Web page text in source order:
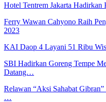
Hotel Tentrem Jakarta Hadirkan
Ferry Wawan Cahyono Raih
2023
KAI Daop 4 Layani 51 Ribu
SBI Hadirkan Goreng Tempe
Datang…
Relawan “Aksi Sahabat
…